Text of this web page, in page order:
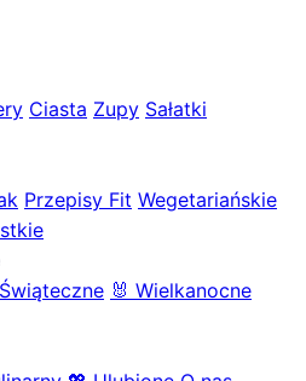
Ciasta Zupy Sałatki
Przepisy Fit Wegetariańskie
🐰 Wielkanocne